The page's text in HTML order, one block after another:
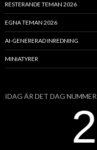
RESTERANDE TEMAN 2026
EGNA TEMAN 2026
AI-GENERERAD INREDNING
MINIATYRER
IDAG ÄR DET DAG NUMMER